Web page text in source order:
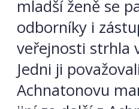
mladší ženě se
odborníky i
veřejnosti strhla
Jedni ji
Achnatonovu